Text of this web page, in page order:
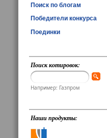
Поиск по блогам
Победители конкурса
Поединки
Поиск котировок:
Например: Газпром
Наши продукты: